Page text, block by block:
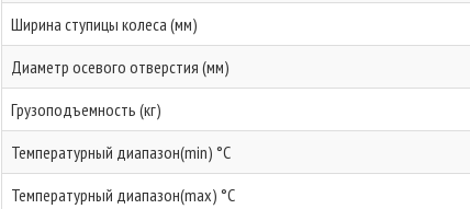
Ширина ступицы колеса (мм)
Диаметр осевого отверстия (мм)
Грузоподъемность (кг)
Температурный диапазон(min) °C
Температурный диапазон(max) °C